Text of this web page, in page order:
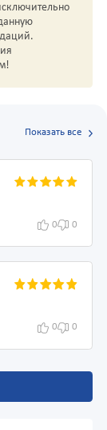
Показать все
0 0
0 0